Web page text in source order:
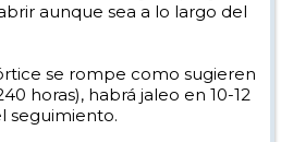
aunque sea a lo largo del
se rompe como sugieren
horas), habrá jaleo en 10-12
seguimiento.